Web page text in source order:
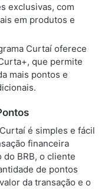
exclusivas, com
em produtos e
Curtaí oferece
que permite
mais pontos e
é simples e fácil
financeira
BRB, o cliente
de pontos
da transação e o